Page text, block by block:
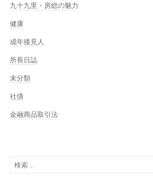
九十九里・房総の魅力
健康
成年後見人
所長日誌
未分類
社債
金融商品取引法
検
索: